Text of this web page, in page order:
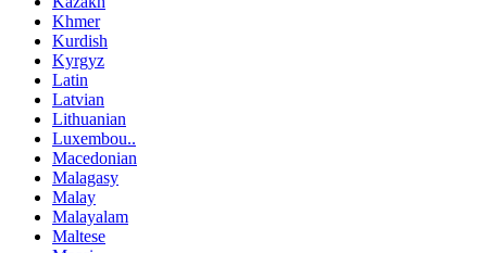
Khmer
Kurdish
Kyrgyz
Latin
Latvian
Lithuanian
Luxembou..
Macedonian
Malagasy
Malay
Malayalam
Maltese